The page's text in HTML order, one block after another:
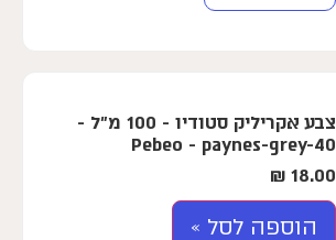
צבע אקריליק סטודיו - 100 מ"ל -
Pebeo - paynes-grey-40
18.00
₪
הוספה לסל »